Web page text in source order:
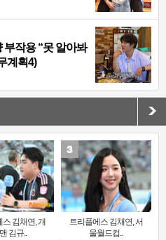
작용 “못 알아봐
계획4)
스 김채연, 개
김규..
트리플에스 김채연, 서
울월드컵..